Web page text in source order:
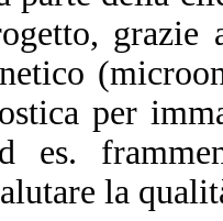
grazie
per
es.
la